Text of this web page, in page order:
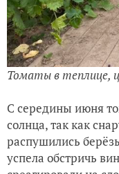
Томаты в теплице,
С середины июня
солнца, так как
распушились
успела обстричь